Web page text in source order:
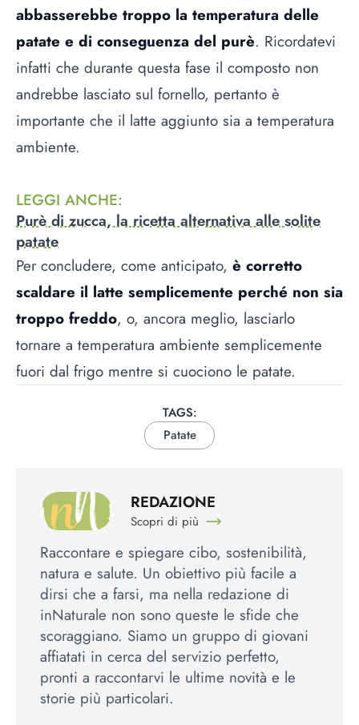
abbasserebbe troppo la temperatura delle
patate e di conseguenza del purè. Ricordatevi
infatti che durante questa fase il composto non
andrebbe lasciato sul fornello, pertanto è
importante che il latte aggiunto sia a temperatura
ambiente.
LEGGI ANCHE:
Purè di zucca, la ricetta alternativa alle solite
patate
Per concludere, come anticipato, è corretto
scaldare il latte semplicemente perché non sia
troppo freddo, o, ancora meglio, lasciarlo
tornare a temperatura ambiente semplicemente
fuori dal frigo mentre si cuociono le patate.
TAGS:
Patate
REDAZIONE
Scopri di più
Raccontare e spiegare cibo, sostenibilità,
natura e salute. Un obiettivo più facile a
dirsi che a farsi, ma nella redazione di
inNaturale non sono queste le sfide che
scoraggiano. Siamo un gruppo di giovani
affiatati in cerca del servizio perfetto,
pronti a raccontarvi le ultime novità e le
storie più particolari.